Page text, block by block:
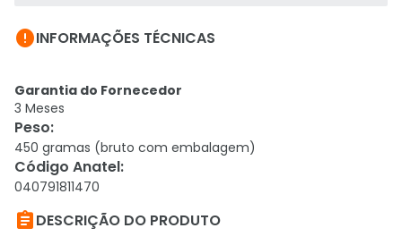
INFORMAÇÕES TÉCNICAS
Garantia do Fornecedor
3 Meses
Peso:
450 gramas (bruto com embalagem)
Código Anatel:
040791811470
DESCRIÇÃO DO PRODUTO